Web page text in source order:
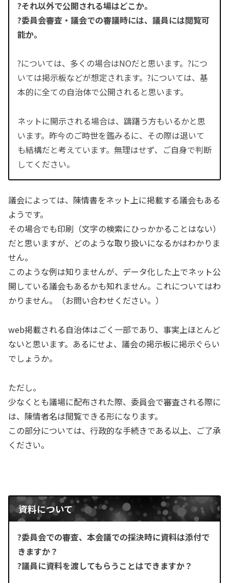
?それ以外で公開される場はどこか。
?委員会審査・議会での審議時には、議員には閲覧可
能か。
?については、多くの場合はNOだと思います。?につ
いては掲示板などが想定されます。?については、基
本的に全ての自治体で公開されると思います。
ネットに開示される場合は、躊躇う方もいるかと思
います。昨今のご時世を鑑みるに、その際は退いて
も結構だと考えています。無理はせず、ご自身で判断
してください。
議会によっては、陳情書をネット上に掲載する議会もある
ようです。
その場合でも印刷（文字の検索にひっかかることはない）
だと思いますが、どのような取り扱いになるかはわかりま
せん。
このような例は知りませんが、データ化した上でネット公
開している議会もあるかも知れません。これについてはわ
かりません。（お問い合わせください。）
web掲載される自治体はごく一部であり、事実上ほとんど
ないと思います。あるにせよ、議会の掲示板に掲示ぐらい
でしょうか。
ただし。
少なくとも議場に配布された際、委員会で審査される際に
は、陳情者名は閲覧できる形になります。
この部分については、行政的な手続きである以上、ご了承
ください。
資料について
?委員会での審査、本会議での採決時に資料は添付で
きますか？
?議員に資料を渡してもらうことはできますか？